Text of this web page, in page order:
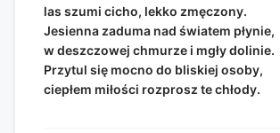
las szumi cicho, lekko zmęczony.
Jesienna zaduma nad światem płynie,
w deszczowej chmurze i mgły dolinie.
Przytul się mocno do bliskiej osoby,
ciepłem miłości rozprosz te chłody.